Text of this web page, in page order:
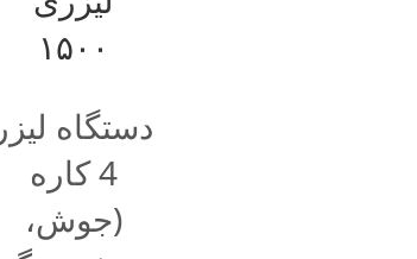
دستگاه لیزر
4 کاره
(جوش،